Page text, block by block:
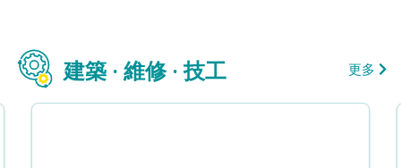
建築 · 維修 · 技工 更多